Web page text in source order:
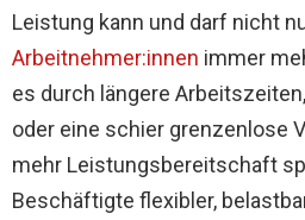
Leistung kann und darf nicht
Arbeitnehmer:innen immer
es durch längere
oder eine schier grenzenlose
mehr Leistungsbereitschaft
Beschäftigte flexibler,